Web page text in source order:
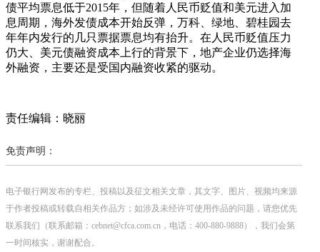
债平均票息低于2015年，但随着人民币贬值和美元进入加
息周期，海外发债成本开始反弹，万科、绿地、碧桂园去
年年内发行的几只票据票息均有抬升。在人民币贬值压力
仍大、美元债融资成本上行的背景下，地产企业仍选择海
外融资，主要还是受国内融资收紧的驱动。
责任编辑：晓丽
免责声明：
电子银行网发布的专栏、投稿以及征文相关文章，其文字、图片、视频均来源
于作者投稿或转载自相关作品方；如涉及未经许可使用作品的问题，请您优先
联系我们（联系邮箱：cebnet@cfca.com.cn，电话：400-880-9888），我们会第
一时间核实，谢谢配合。